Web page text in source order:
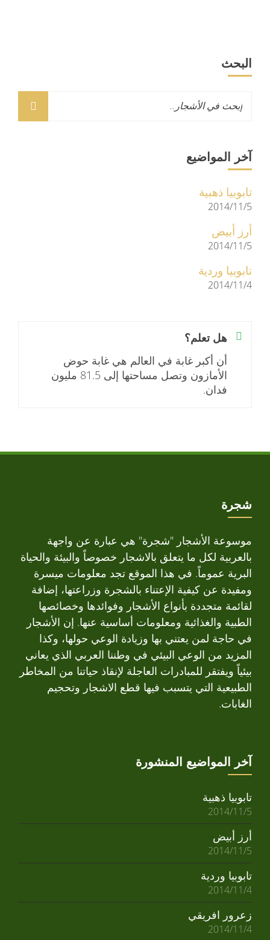
البحث
آخر المواضيع
تابوبيا ذهبية
2014/11/5
أرز أبيض
2014/11/5
تابوبيا وردية
2014/11/4
هل تعلم؟
أن أكبر غابة في العالم هي غابة حوض
الأمازون وتصل مساحتها إلى 81.5 مليون
فدان.
شجرة
موسوعة الأشجار "شجرة" هي عبارة عن واجهة
بالعربية لكل ما يتعلق بالاشجار خصوصاً والبيئة والحياة
البرية عموماً. في هذا الموقع تجد معلومات ميسرة
ومفيدة عن كيفية الإعتناء بالشجرة وزراعتها، إضافة
لقائمة متجددة بأنواع الأشجار وفوائدها وخصائصها
الطبية والغذائية ومعلومات أساسية عنها. إن الأشجار
في حاجة لمن يعتني بها وزيادة الوعي حولها، وكذا
المزيد من الوعي البيئي في وطننا العربي الذي يعاني
بيئياً ويفتقر للمبادرات العاجلة لإنقاذ حياتنا من المخاطر
الطبيعية التي يتسبب فيها قطع الاشجار وتحجيم
الغابات.
آخر المواضيع المنشورة
تابوبيا ذهبية
2014/11/5
أرز أبيض
2014/11/5
تابوبيا وردية
2014/11/4
زعرور افريقي
2014/11/4